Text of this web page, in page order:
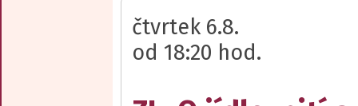
čtvrtek 6.8.
od 18:20 hod.